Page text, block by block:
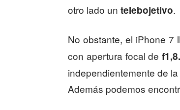
otro lado un telebojetivo.
No obstante, el iPhone 7
con apertura focal def1,8.
independientemente de
Además podemos